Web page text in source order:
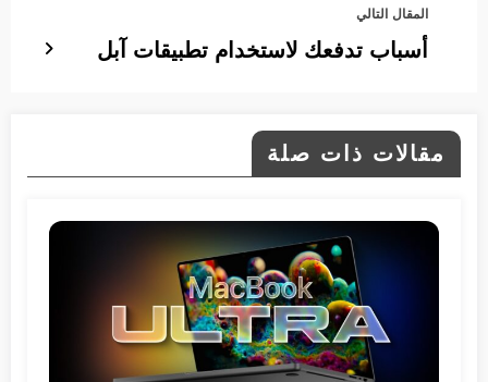
المقال التالي
أسباب تدفعك لاستخدام تطبيقات آبل
مقالات ذات صلة